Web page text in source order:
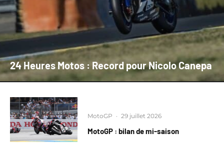
24 Heures Motos : Record pour Nicolo Canepa
MotoGP · 29 juillet 2026
MotoGP : bilan de mi-saison